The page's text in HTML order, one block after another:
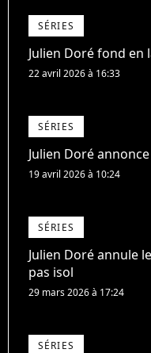
SÉRIES
Julien Doré fond en
22 avril 2026 à 16:33
SÉRIES
Julien Doré
19 avril 2026 à 10:24
SÉRIES
Julien Doré annule
pas isol
29 mars 2026 à 17:24
SÉRIES